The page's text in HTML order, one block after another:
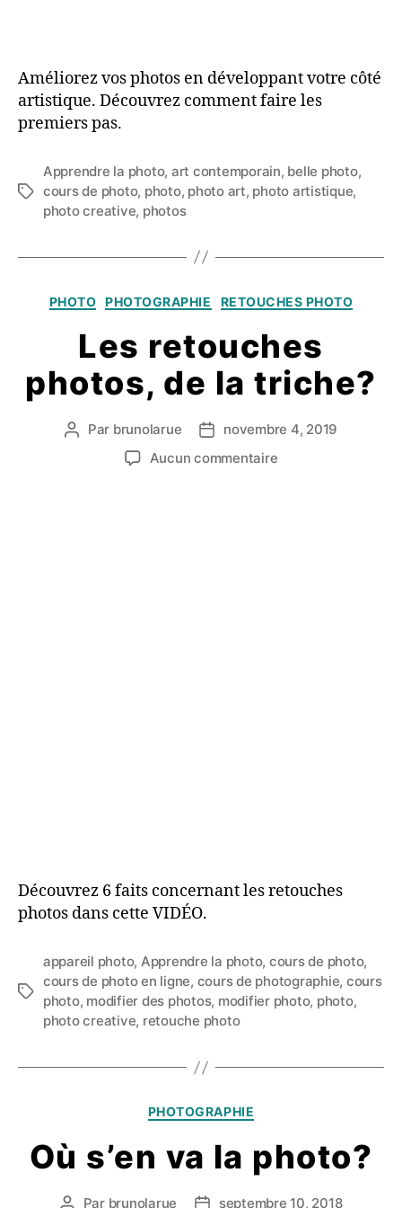
Améliorez vos photos en développant votre côté
artistique. Découvrez comment faire les
premiers pas.
Étiquettes
Apprendre la photo, art contemporain, belle photo,
cours de photo, photo, photo art, photo artistique,
photo creative, photos
Catégories
PHOTO PHOTOGRAPHIE RETOUCHES PHOTO
Les retouches
photos, de la triche?
Auteur
Par brunolarue
Datenovembre 4, 2019
Aucun commentairesur
Découvrez 6 faits concernant les retouches
photos dans cette VIDÉO.
Étiquettes
appareil photo, Apprendre la photo, cours de photo,
cours de photo en ligne, cours de photographie, cours
photo, modifier des photos, modifier photo, photo,
photo creative, retouche photo
Catégories
PHOTOGRAPHIE
Où s’en va la photo?
Auteur
Par brunolarue
Dateseptembre 10, 2018